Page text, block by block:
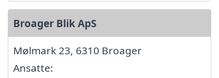
Broager Blik ApS
Mølmark 23, 6310 Broager
Ansatte: